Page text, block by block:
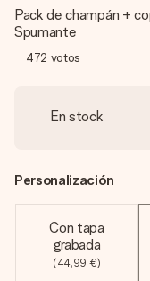
Pack de champán +
Spumante
472 votos
En stock
Personalización
Con tapa
grabada
(44,99 €)